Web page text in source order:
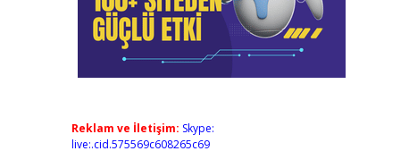
Reklam ve İletişim: Skype:
live:.cid.575569c608265c69